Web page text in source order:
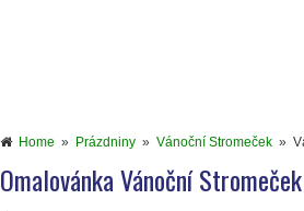
Home » Prázdniny » Vánoční Stromeček »
Omalovánka Vánoční